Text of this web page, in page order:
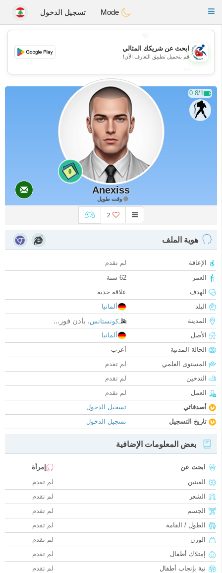
Handi Space
Toggle
تسجيل الدخول
💖
💕
ابحث عن شريكك المثالي
قم بتحميل تطبيق التعارف الآن!
0.8/1
0
Anexiss
وقت طويل
2
هوية الملف
الإعاقة
لم تقدم
العمر
62 سنة
الهدف
علاقة جدية
البلد
ألمانيا
المدينة
كونستانس، بادن فور...
الأصل
ألمانيا
الحالة المدنية
أعزب
المستوى العلمي
لم تقدم
التدخين
لم تقدم
العمل
لم تقدم
أصدقائي
تسجيل الدخول
تاريخ التسجيل
تسجيل الدخول
بعض المعلومات الإضافية
ابحث عن
إمرأة
العينين
لم تقدم
الشعر
لم تقدم
الجسم
لم تقدم
الطول / القامة
لم تقدم
الوزن
لم تقدم
إمتلاك أطفال
لم تقدم
نية بإنجاب أطفال
لم تقدم